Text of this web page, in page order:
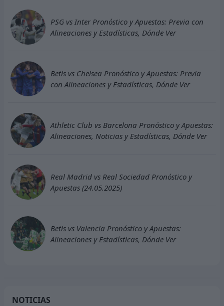
PSG vs Inter Pronóstico y Apuestas: Previa con
Alineaciones y Estadísticas, Dónde Ver
Betis vs Chelsea Pronóstico y Apuestas: Previa
con Alineaciones y Estadísticas, Dónde Ver
Athletic Club vs Barcelona Pronóstico y Apuestas:
Alineaciones, Noticias y Estadísticas, Dónde Ver
Real Madrid vs Real Sociedad Pronóstico y
Apuestas (24.05.2025)
Betis vs Valencia Pronóstico y Apuestas:
Alineaciones y Estadísticas, Dónde Ver
NOTICIAS